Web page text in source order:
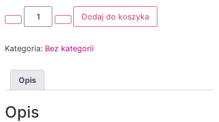
e-
book:
do
równowagi
Dodaj do koszyka
Kategoria: Bez kategorii
Opis
Opis